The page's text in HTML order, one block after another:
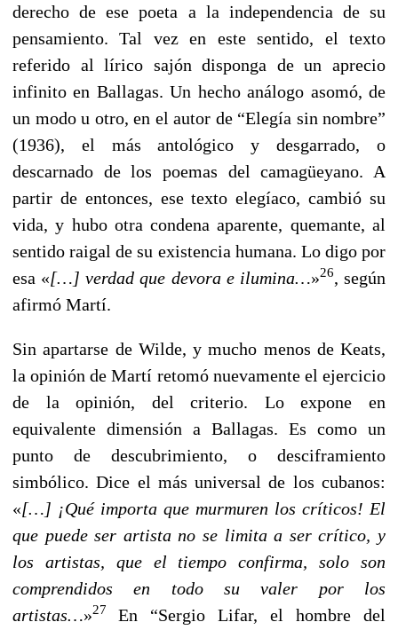
derecho de ese poeta a la independencia de su
pensamiento. Tal vez en este sentido, el texto
referido al lírico sajón disponga de un aprecio
infinito en Ballagas. Un hecho análogo asomó, de
un modo u otro, en el autor de “Elegía sin nombre”
(1936), el más antológico y desgarrado, o
descarnado de los poemas del camagüeyano. A
partir de entonces, ese texto elegíaco, cambió su
vida, y hubo otra condena aparente, quemante, al
sentido raigal de su existencia humana. Lo digo por
esa «[…] verdad que devora e ilumina…»26, según
afirmó Martí.
Sin apartarse de Wilde, y mucho menos de Keats,
la opinión de Martí retomó nuevamente el ejercicio
de la opinión, del criterio. Lo expone en
equivalente dimensión a Ballagas. Es como un
punto de descubrimiento, o desciframiento
simbólico. Dice el más universal de los cubanos:
«[…] ¡Qué importa que murmuren los críticos! El
que puede ser artista no se limita a ser crítico, y
los artistas, que el tiempo confirma, solo son
comprendidos en todo su valer por los
artistas…»27 En “Sergio Lifar, el hombre del